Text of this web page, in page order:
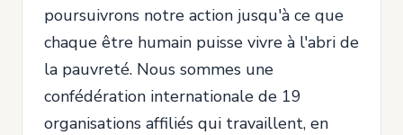
poursuivrons notre action jusqu'à ce que
chaque être humain puisse vivre à l'abri de
la pauvreté. Nous sommes une
confédération internationale de 19
organisations affiliés qui travaillent, en